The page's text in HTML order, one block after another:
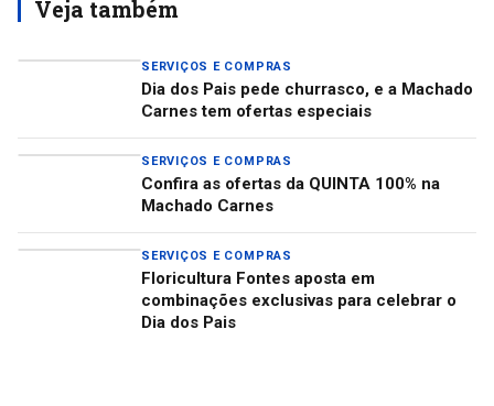
Veja também
SERVIÇOS E COMPRAS
Dia dos Pais pede churrasco, e a Machado
Carnes tem ofertas especiais
SERVIÇOS E COMPRAS
Confira as ofertas da QUINTA 100% na
Machado Carnes
SERVIÇOS E COMPRAS
Floricultura Fontes aposta em
combinações exclusivas para celebrar o
Dia dos Pais